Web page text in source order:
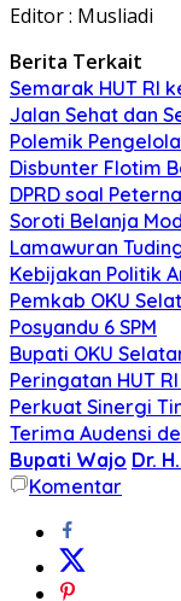
Editor : Musliadi
Berita Terkait
Semarak HUT RI
Jalan Sehat dan
Polemik
Disbunter Flotim
DPRD soal
Soroti Belanja
Lamawuran
Kebijakan Politik
Pemkab OKU
Posyandu 6 SPM
Bupati OKU
Peringatan HUT
Perkuat Sinergi
Terima Audensi
Bupati Wajo Dr.
Komentar